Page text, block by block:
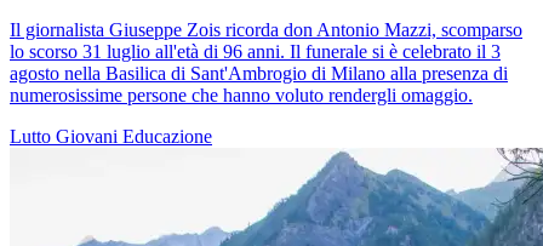
Il giornalista Giuseppe Zois ricorda don Antonio Mazzi, scomparso
lo scorso 31 luglio all'età di 96 anni. Il funerale si è celebrato il 3
agosto nella Basilica di Sant'Ambrogio di Milano alla presenza di
numerosissime persone che hanno voluto rendergli omaggio.
Lutto Giovani Educazione